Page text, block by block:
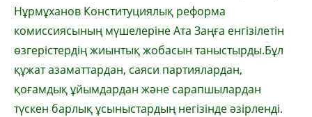
Нұрмұханов Конституциялық реформа
комиссиясының мүшелеріне Ата Заңға енгізілетін
өзгерістердің жиынтық жобасын таныстырды.Бұл
құжат азаматтардан, саяси партиялардан,
қоғамдық ұйымдардан және сарапшылардан
түскен барлық ұсыныстардың негізінде әзірленді.